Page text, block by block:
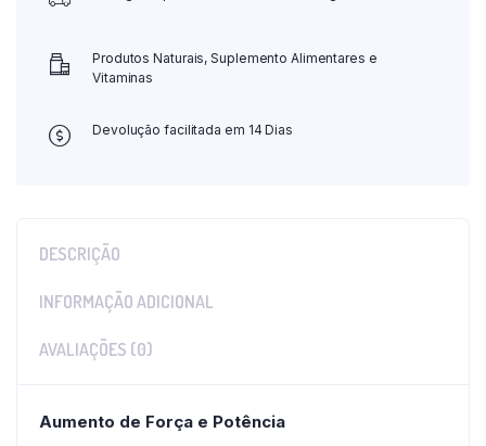
Produtos Naturais, Suplemento Alimentares e
Vitaminas
Devolução facilitada em 14 Dias
DESCRIÇÃO
INFORMAÇÃO ADICIONAL
AVALIAÇÕES (0)
Aumento de Força e Potência